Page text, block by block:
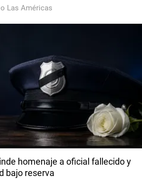
Las Américas
homenaje a oficial fallecido y
bajo reserva